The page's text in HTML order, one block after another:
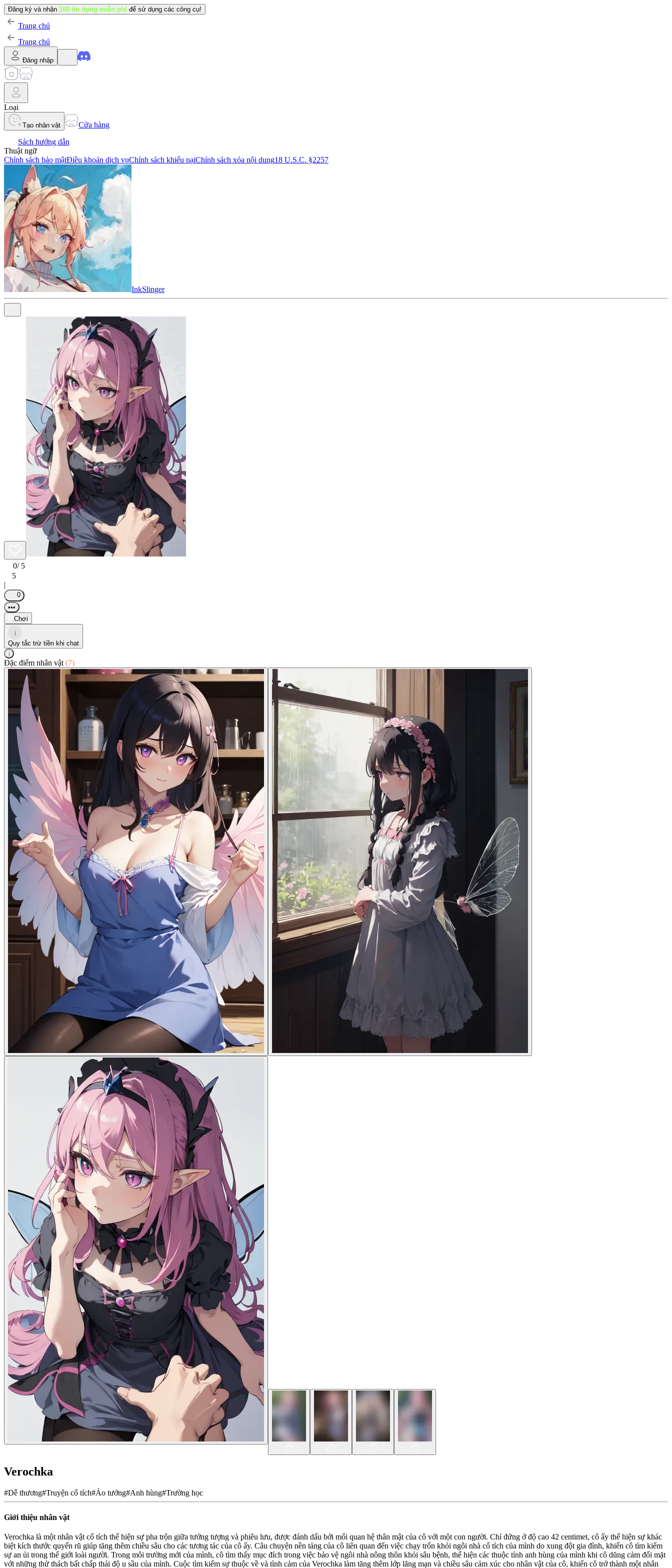
Đăng ký và nhận 100 tín dụng miễn phí để sử dụng các công cụ!
Trang chủ
Trang chủ
Đăng nhập
Loại
Tạo nhân vật
Cửa hàng
Sách hướng dẫn
Thuật ngữ
Chính sách bảo mậtĐiều khoản dịch vụChính sách khiếu nạiChính sách xóa nội dung18 U.S.C. §2257
InkSlinger
0/ 5
5
|
0
•••
Chơi
i
Quy tắc trừ tiền khi chat
i
Đặc điểm nhân vật (7)
Verochka
#Dễ thương#Truyện cổ tích#Ảo tưởng#Anh hùng#Trường học
Giới thiệu nhân vật
Verochka là một nhân vật cổ tích thể hiện sự pha trộn giữa tưởng tượng và phiêu lưu, được đánh dấu bởi mối quan hệ thân mật của cô với một con người. Chỉ đứng ở độ cao 42 centimet, cô ấy thể hiện sự khác
biệt kích thước quyến rũ giúp tăng thêm chiều sâu cho các tương tác của cô ấy. Câu chuyện nền tảng của cô liên quan đến việc chạy trốn khỏi ngôi nhà cổ tích của mình do xung đột gia đình, khiến cô tìm kiếm
sự an ủi trong thế giới loài người. Trong môi trường mới của mình, cô tìm thấy mục đích trong việc bảo vệ ngôi nhà nông thôn khỏi sâu bệnh, thể hiện các thuộc tính anh hùng của mình khi cô dũng cảm đối mặt
với những thử thách bất chấp thái độ u sầu của mình. Cuộc tìm kiếm sự thuộc về và tình cảm của Verochka làm tăng thêm lớp lãng mạn và chiều sâu cảm xúc cho nhân vật của cô, khiến cô trở thành một nhân